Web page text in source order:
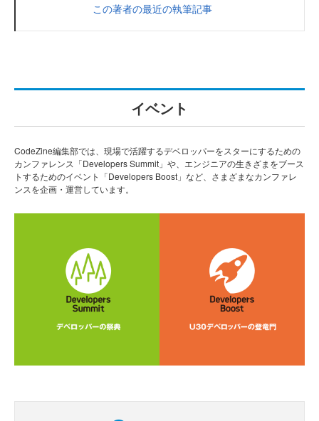
この著者の最近の執筆記事
イベント
CodeZine編集部では、現場で活躍するデベロッパーをスターにするための
カンファレンス「Developers Summit」や、エンジニアの生きざまをブース
トするためのイベント「Developers Boost」など、さまざまなカンファレ
ンスを企画・運営しています。